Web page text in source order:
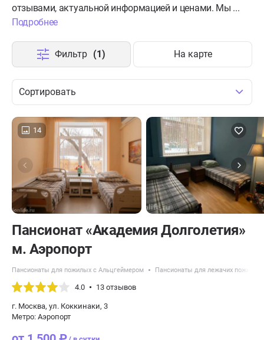
отзывами, актуальной информацией и ценами. Мы ...
Подробнее
Сортировать
Фильтр (1) На карте
14
Пансионат «Академия Долголетия»
м. Аэропорт
Пансионаты для пожилых с Альцгеймером Пансионаты для лежачих
4.0 13 отзывов
г. Москва, ул. Коккинаки, 3
Метро: Аэропорт